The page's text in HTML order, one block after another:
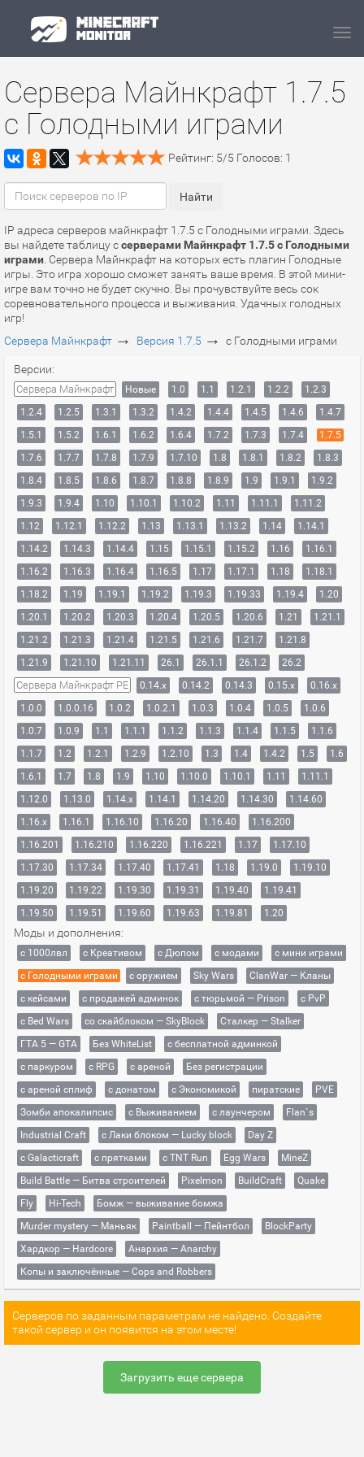
Сервера Майнкрафт 1.7.5
с Голодными играми
Рейтинг: 5/5 Голосов: 1
IP адреса серверов майнкрафт 1.7.5 с Голодными играми. Здесь
вы найдете таблицу ссерверами Майнкрафт 1.7.5 с Голодными
играми . Сервера Майнкрафт на которых есть плагин Голодные
игры. Это игра хорошо сможет занять ваше время. В этой мини-
игре вам точно не будет скучно. Вы прочувствуйте весь сок
соревновательного процесса и выживания. Удачных голодных
игр!
Сервера Майнкрафт → Версия 1.7.5 → с Голодными играми
Версии:
Сервера Майнкрафт Новые 1.0 1.1 1.2.1 1.2.2
1.2.3
1.2.4
1.2.5 1.3.1 1.3.2 1.4.2 1.4.4 1.4.5 1.4.6
1.4.7
1.5.1
1.5.2 1.6.1 1.6.2 1.6.4 1.7.2 1.7.3 1.7.4
1.7.5
1.7.6
1.7.7 1.7.8 1.7.9 1.7.10 1.8 1.8.1 1.8.2
1.8.3
1.8.4
1.8.5 1.8.6 1.8.7 1.8.8 1.8.9 1.9 1.9.1
1.9.2
1.9.3
1.9.4 1.10 1.10.1 1.10.2 1.11 1.11.1
1.11.2
1.12
1.12.1 1.12.2 1.13 1.13.1 1.13.2 1.14
1.14.1
1.14.2
1.14.3 1.14.4 1.15 1.15.1 1.15.2 1.16
1.16.1
1.16.2
1.16.3 1.16.4 1.16.5 1.17 1.17.1 1.18
1.18.1
1.18.2
1.19 1.19.1 1.19.2 1.19.3 1.19.33 1.19.4
1.20
1.20.1
1.20.2 1.20.3 1.20.4 1.20.5 1.20.6 1.21
1.21.1
1.21.2
1.21.3 1.21.4 1.21.5 1.21.6 1.21.7
1.21.8
1.21.9
1.21.10 1.21.11 26.1 26.1.1 26.1.2 26.2
Сервера Майнкрафт PE 0.14.x 0.14.2 0.14.3 0.15.x
0.16.x
1.0.0
1.0.0.16 1.0.2 1.0.2.1 1.0.3 1.0.4 1.0.5
1.0.6
1.0.7
1.0.9 1.1 1.1.1 1.1.2 1.1.3 1.1.4 1.1.5
1.1.6
1.1.7
1.2 1.2.1 1.2.9 1.2.10 1.3 1.4 1.4.2 1.5
1.6
1.6.1
1.7 1.8 1.9 1.10 1.10.0 1.10.1 1.11
1.11.1
1.12.0
1.13.0 1.14.x 1.14.1 1.14.20 1.14.30
1.14.60
1.16.x
1.16.1 1.16.10 1.16.20 1.16.40
1.16.200
1.16.201
1.16.210 1.16.220 1.16.221 1.17
1.17.10
1.17.30
1.17.34 1.17.40 1.17.41 1.18 1.19.0
1.19.10
1.19.20
1.19.22 1.19.30 1.19.31 1.19.40
1.19.41
1.19.50
1.19.51 1.19.60 1.19.63 1.19.81 1.20
Моды и дополнения:
с 1000лвл c Креативом с Дюпом с модами
с мини играми
с Голодными играми
с оружием Sky Wars
ClanWar — Кланы
с кейсами
с продажей админок с тюрьмой — Prison
с PvP
с Bed Wars
со скайблоком — SkyBlock
Сталкер — Stalker
ГТА 5 — GTA
Без WhiteList
с бесплатной админкой
с паркуром
с RPG с ареной
Без регистрации
с ареной сплиф
с донатом с Экономикой пиратские
PVE
Зомби апокалипсис
с Выживанием с лаунчером
Flan`s
Industrial Craft
с Лаки блоком — Lucky block
Day Z
с Galacticraft
с прятками с TNT Run Egg Wars
MineZ
Build Battle — Битва строителей
Pixelmon BuildCraft
Quake
Fly
Hi-Tech
Бомж — выживание бомжа
Murder mystery — Маньяк
Paintball — Пейнтбол
BlockParty
Хардкор — Hardcore
Анархия — Anarchy
Копы и заключённые — Cops and Robbers
Серверов по заданным параметрам не найдено. Создайте
такой сервер и он появится на этом месте!
Загрузить еще сервера